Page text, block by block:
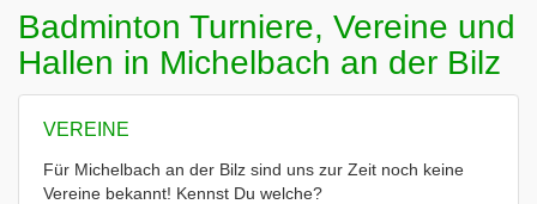
Badminton Turniere, Vereine und
Hallen in Michelbach an der Bilz
VEREINE
Für Michelbach an der Bilz sind uns zur Zeit noch keine
Vereine bekannt! Kennst Du welche?